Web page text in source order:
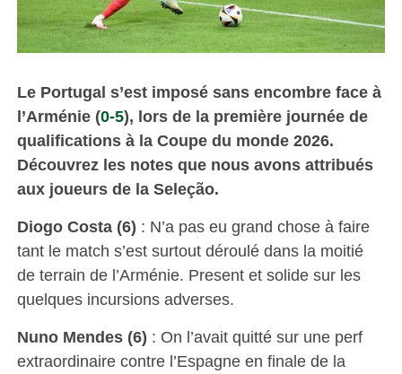
Le Portugal s’est imposé sans encombre face à
l’Arménie (0-5), lors de la première journée de
qualifications à la Coupe du monde 2026.
Découvrez les notes que nous avons attribués
aux joueurs de la Seleção.
Diogo Costa (6) : N’a pas eu grand chose à faire
tant le match s’est surtout déroulé dans la moitié
de terrain de l’Arménie. Present et solide sur les
quelques incursions adverses.
Nuno Mendes (6) : On l’avait quitté sur une perf
extraordinaire contre l’Espagne en finale de la